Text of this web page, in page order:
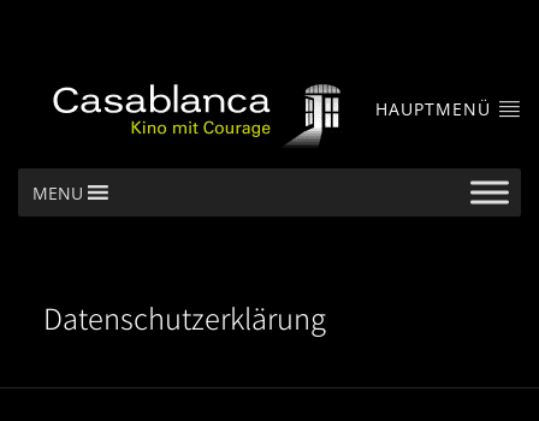
HAUPTMENÜ
MENU
Datenschutzerklärung